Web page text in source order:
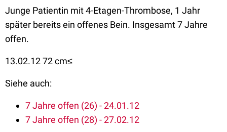
Junge Patientin mit 4-Etagen-Thrombose, 1 Jahr
später bereits ein offenes Bein. Insgesamt 7 Jahre
offen.
13.02.12 72 cm≤
Siehe auch:
7 Jahre offen (26) - 24.01.12
7 Jahre offen (28) - 27.02.12